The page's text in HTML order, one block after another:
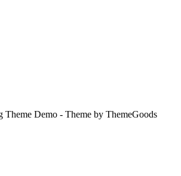
Demo - Theme by ThemeGoods